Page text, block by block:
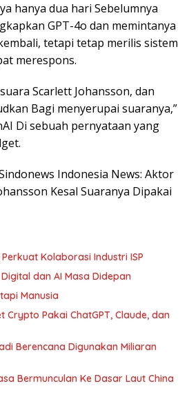
hanya dua hari Sebelumnya
GPT-4o dan memintanya
tetapi tetap merilis sistem
merespons.
Scarlett Johansson, dan
Bagi menyerupai suaranya,”
Di sebuah pernyataan yang
Indonesia News: Aktor
Kesal Suaranya Dipakai
Kolaborasi Industri ISP
dan AI Masa Didepan
Manusia
Crypto Pakai ChatGPT, Claude, dan
Berencana Digunakan Miliaran
Bermunculan Ke Dasar Laut China